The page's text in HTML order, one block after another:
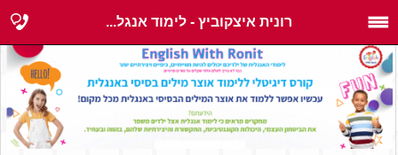
רונית איצקוביץ - לימוד אנגל...